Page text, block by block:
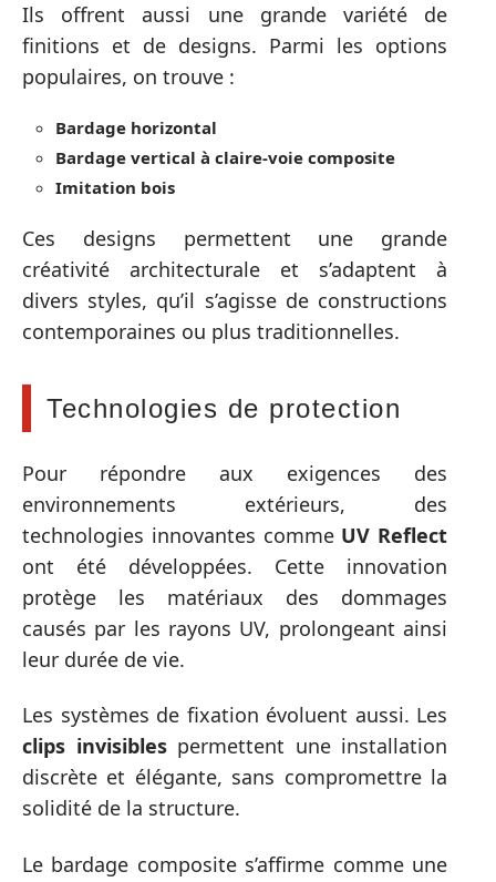
Ils offrent aussi une grande variété de
finitions et de designs. Parmi les options
populaires, on trouve :
Bardage horizontal
Bardage vertical à claire-voie composite
Imitation bois
Ces designs permettent une grande
créativité architecturale et s’adaptent à
divers styles, qu’il s’agisse de constructions
contemporaines ou plus traditionnelles.
Technologies de protection
Pour répondre aux exigences des
environnements extérieurs, des
technologies innovantes comme UV Reflect
ont été développées. Cette innovation
protège les matériaux des dommages
causés par les rayons UV, prolongeant ainsi
leur durée de vie.
Les systèmes de fixation évoluent aussi. Les
clips invisiblespermettent une installation
discrète et élégante, sans compromettre la
solidité de la structure.
Le bardage composite s’affirme comme une